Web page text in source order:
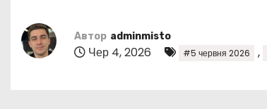
Автор adminmisto
Чер 4, 2026 #5 червня 2026 ,